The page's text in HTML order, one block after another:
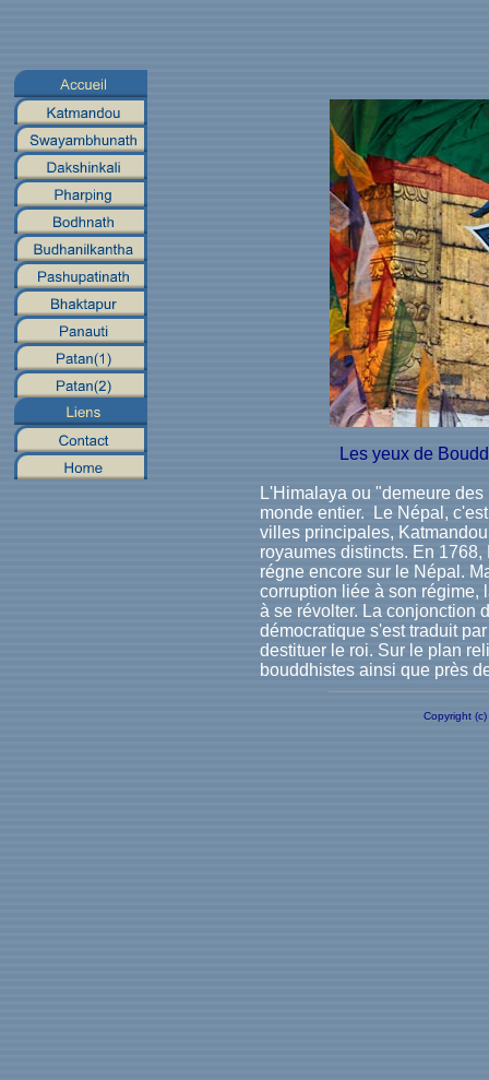
Les yeux de
L'Himalaya ou "demeure
monde entier. Le Népal,
villes principales,
royaumes distincts. En
régne encore sur le Népal.
corruption liée à son régime,
à se révolter. La conjonction
démocratique s'est traduit
destituer le roi. Sur le plan
bouddhistes ainsi que près
Copyright